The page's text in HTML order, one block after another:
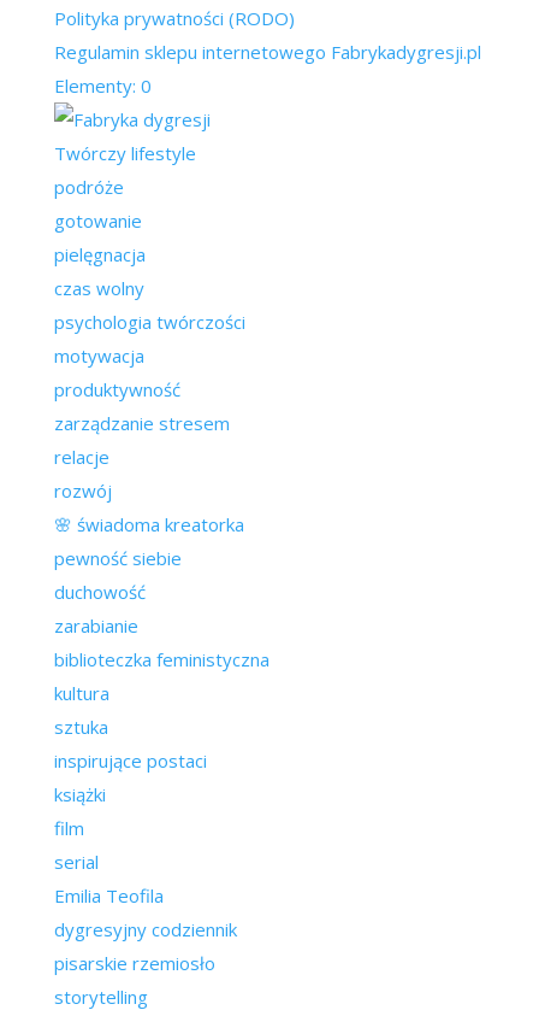
Polityka prywatności (RODO)
Regulamin sklepu internetowego Fabrykadygresji.pl
Elementy: 0
Twórczy lifestyle
podróże
gotowanie
pielęgnacja
czas wolny
psychologia twórczości
motywacja
produktywność
zarządzanie stresem
relacje
rozwój
🌸 świadoma kreatorka
pewność siebie
duchowość
zarabianie
biblioteczka feministyczna
kultura
sztuka
inspirujące postaci
książki
film
serial
Emilia Teofila
dygresyjny codziennik
pisarskie rzemiosło
storytelling